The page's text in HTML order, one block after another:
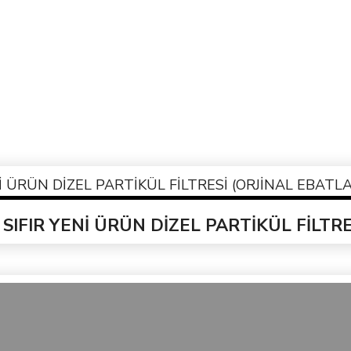
YENİ ÜRÜN DİZEL PARTİKÜL